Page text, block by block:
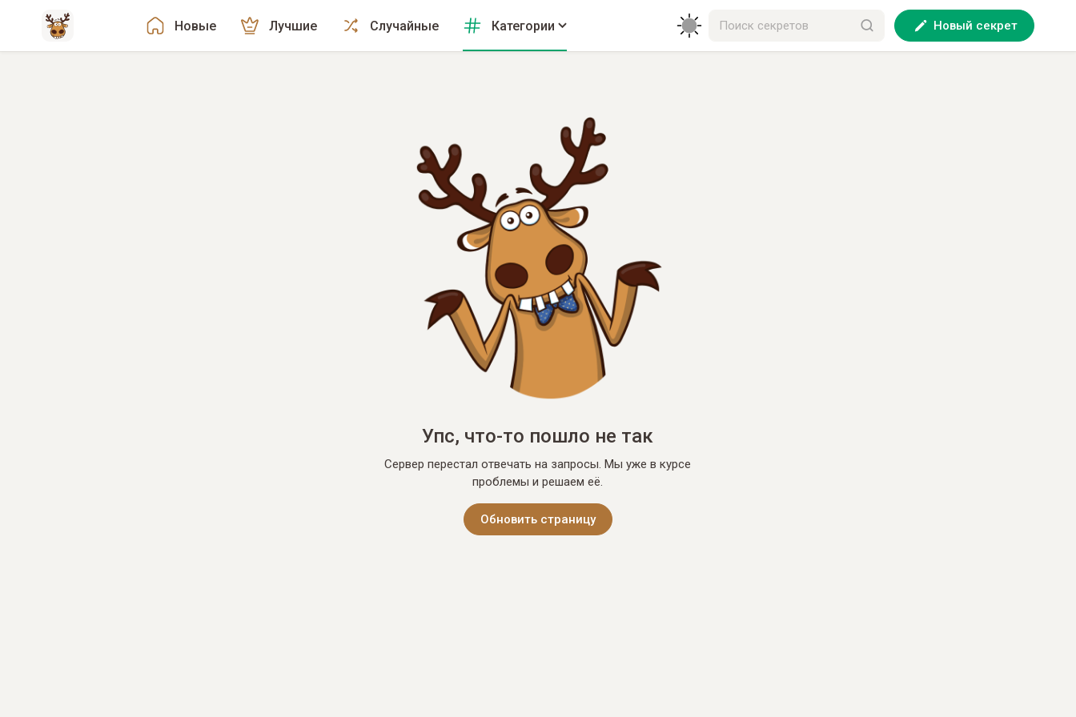
Новые Лучшие Случайные Категории Новый секрет
Упс, что-то пошло не так
Сервер перестал отвечать на запросы. Мы уже в курсе
проблемы и решаем её.
Обновить страницу